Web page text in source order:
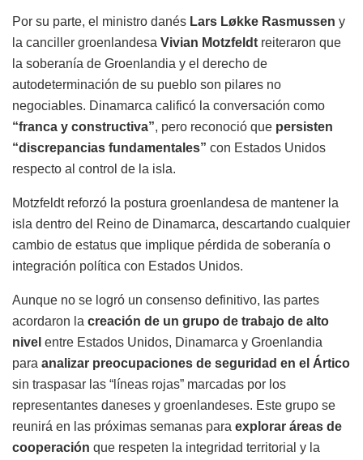
Por su parte, el ministro danés Lars Løkke Rasmussen y
la canciller groenlandesa Vivian Motzfeldt reiteraron que
la soberanía de Groenlandia y el derecho de
autodeterminación de su pueblo son pilares no
negociables. Dinamarca calificó la conversación como
“franca y constructiva”, pero reconoció que persisten
“discrepancias fundamentales” con Estados Unidos
respecto al control de la isla.
Motzfeldt reforzó la postura groenlandesa de mantener la
isla dentro del Reino de Dinamarca, descartando cualquier
cambio de estatus que implique pérdida de soberanía o
integración política con Estados Unidos.
Aunque no se logró un consenso definitivo, las partes
acordaron la creación de un grupo de trabajo de alto
nivel entre Estados Unidos, Dinamarca y Groenlandia
para analizar preocupaciones de seguridad en el Ártico
sin traspasar las “líneas rojas” marcadas por los
representantes daneses y groenlandeses. Este grupo se
reunirá en las próximas semanas para explorar áreas de
cooperación que respeten la integridad territorial y la